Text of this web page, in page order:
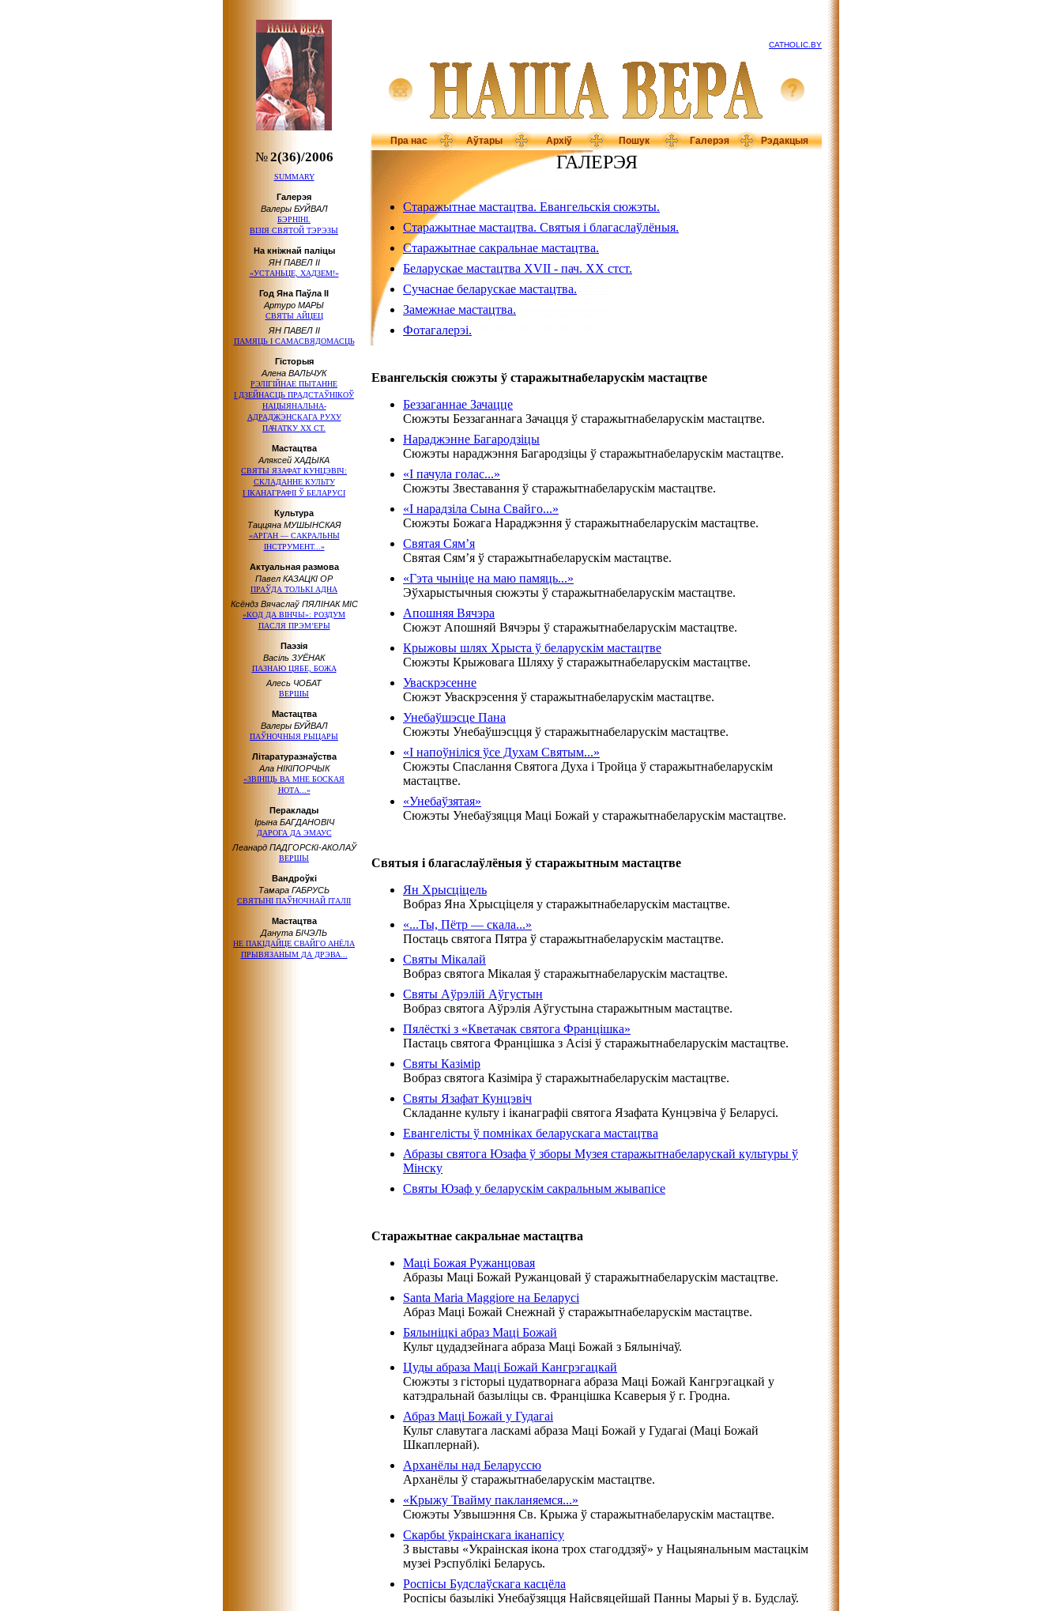
CATHOLIC.BY
Пра нас Аўтары Архіў Пошук Галерэя Рэдакцыя
№2(36)/2006
SUMMARY
Галерэя
Валеры БУЙВАЛ
БЭРНІНІ.
ВІЗІЯ СВЯТОЙ ТЭРЭЗЫ
На кніжнай паліцы
ЯН ПАВЕЛ ІІ
«УСТАНЬЦЕ, ХАДЗЕМ!»
Год Яна Паўла ІІ
Артуро МАРЫ
СВЯТЫ АЙЦЕЦ
ЯН ПАВЕЛ ІІ
ПАМЯЦЬ І САМАСВЯДОМАСЦЬ
Гісторыя
Алена ВАЛЬЧУК
РЭЛІГІЙНАЕ ПЫТАННЕ
І ДЗЕЙНАСЦЬ ПРАДСТАЎНІКОЎ
НАЦЫЯНАЛЬНА-
АДРАДЖЭНСКАГА РУХУ
ПАЧАТКУ ХХ СТ.
Мастацтва
Аляксей ХАДЫКА
СВЯТЫ ЯЗАФАТ КУНЦЭВІЧ:
СКЛАДАННЕ КУЛЬТУ
І ІКАНАГРАФІІ Ў БЕЛАРУСІ
Культура
Таццяна МУШЫНСКАЯ
«АРГАН — САКРАЛЬНЫ
ІНСТРУМЕНТ...»
Актуальная размова
Павел КАЗАЦКІ ОР
ПРАЎДА ТОЛЬКІ АДНА
Ксёндз Вячаслаў ПЯЛІНАК МІС
«КОД ДА ВІНЧЫ»: РОЗДУМ
ПАСЛЯ ПРЭМ’ЕРЫ
Паэзія
Васіль ЗУЁНАК
ПАЗНАЮ ЦЯБЕ, БОЖА
Алесь ЧОБАТ
ВЕРШЫ
Мастацтва
Валеры БУЙВАЛ
ПАЎНОЧНЫЯ РЫЦАРЫ
Літаратуразнаўства
Ала НІКІПОРЧЫК
«ЗВІНІЦЬ ВА МНЕ БОСКАЯ
НОТА...»
Пераклады
Ірына БАГДАНОВІЧ
ДАРОГА ДА ЭМАУС
Леанард ПАДГОРСКІ-АКОЛАЎ
ВЕРШЫ
Вандроўкі
Тамара ГАБРУСЬ
СВЯТЫНІ ПАЎНОЧНАЙ ІТАЛІІ
Мастацтва
Данута БІЧЭЛЬ
НЕ ПАКІДАЙЦЕ СВАЙГО АНЁЛА
ПРЫВЯЗАНЫМ ДА ДРЭВА...
ГАЛЕРЭЯ
Старажытнае мастацтва. Евангельскія сюжэты.
Старажытнае мастацтва. Святыя і благаслаўлёныя.
Старажытнае сакральнае мастацтва.
Беларускае мастацтва XVII - пач. XX стст.
Сучаснае беларускае мастацтва.
Замежнае мастацтва.
Фотагалерэі.
Евангельскія сюжэты ў старажытнабеларускім мастацтве
Беззаганнае Зачацце
Сюжэты Беззаганнага Зачацця ў старажытнабеларускім мастацтве.
Нараджэнне Багародзіцы
Сюжэты нараджэння Багародзіцы ў старажытнабеларускім мастацтве.
«І пачула голас...»
Сюжэты Звеставання ў старажытнабеларускім мастацтве.
«І нарадзіла Сына Свайго...»
Сюжэты Божага Нараджэння ў старажытнабеларускім мастацтве.
Святая Сям’я
Святая Сям’я ў старажытнабеларускім мастацтве.
«Гэта чыніце на маю памяць...»
Эўхарыстычныя сюжэты ў старажытнабеларускім мастацтве.
Апошняя Вячэра
Сюжэт Апошняй Вячэры ў старажытнабеларускім мастацтве.
Крыжовы шлях Хрыста ў беларускім мастацтве
Сюжэты Крыжовага Шляху ў старажытнабеларускім мастацтве.
Уваскрэсенне
Сюжэт Уваскрэсення ў старажытнабеларускім мастацтве.
Унебаўшэсце Пана
Сюжэты Унебаўшэсцця ў старажытнабеларускім мастацтве.
«І напоўніліся ўсе Духам Святым...»
Сюжэты Спаслання Святога Духа і Тройца ў старажытнабеларускім
мастацтве.
«Унебаўзятая»
Сюжэты Унебаўзяцця Маці Божай у старажытнабеларускім мастацтве.
Святыя і благаслаўлёныя ў старажытным мастацтве
Ян Хрысціцель
Вобраз Яна Хрысціцеля у старажытнабеларускім мастацтве.
«...Ты, Пётр — скала...»
Постаць святога Пятра ў старажытнабеларускім мастацтве.
Святы Мікалай
Вобраз святога Мікалая ў старажытнабеларускім мастацтве.
Святы Аўрэлій Аўгустын
Вобраз святога Аўрэлія Аўгустына старажытным мастацтве.
Пялёсткі з «Кветачак святога Францішка»
Пастаць святога Францішка з Асізі ў старажытнабеларускім мастацтве.
Святы Казімір
Вобраз святога Казіміра ў старажытнабеларускім мастацтве.
Святы Язафат Кунцэвіч
Складанне культу і іканаграфіі святога Язафата Кунцэвіча ў Беларусі.
Евангелісты ў помніках беларускага мастацтва
Абразы святога Юзафа ў зборы Музея старажытнабеларускай культуры ў
Мінску
Святы Юзаф у беларускім сакральным жывапісе
Старажытнае сакральнае мастацтва
Маці Божая Ружанцовая
Абразы Маці Божай Ружанцовай ў старажытнабеларускім мастацтве.
Santa Maria Maggiore на Беларусі
Абраз Маці Божай Снежнай ў старажытнабеларускім мастацтве.
Бялыніцкі абраз Маці Божай
Культ цудадзейнага абраза Маці Божай з Бялынічаў.
Цуды абраза Маці Божай Кангрэгацкай
Сюжэты з гісторыі цудатворнага абраза Маці Божай Кангрэгацкай у
катэдральнай базыліцы св. Францішка Ксаверыя ў г. Гродна.
Абраз Маці Божай у Гудагаі
Культ славутага ласкамі абраза Маці Божай у Гудагаі (Маці Божай
Шкаплернай).
Арханёлы над Беларуссю
Арханёлы ў старажытнабеларускім мастацтве.
«Крыжу Твайму пакланяемся...»
Сюжэты Узвышэння Св. Крыжа ў старажытнабеларускім мастацтве.
Скарбы ўкраінскага іканапісу
З выставы «Украінская ікона трох стагоддзяў» у Нацыянальным мастацкім
музеі Рэспублікі Беларусь.
Роспісы Будслаўскага касцёла
Роспісы базылікі Унебаўзяцця Найсвяцейшай Панны Марыі ў в. Будслаў.